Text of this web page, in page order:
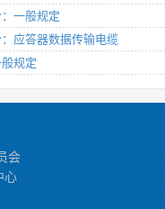
一般规定
应答器数据传输电缆
规定
会
心